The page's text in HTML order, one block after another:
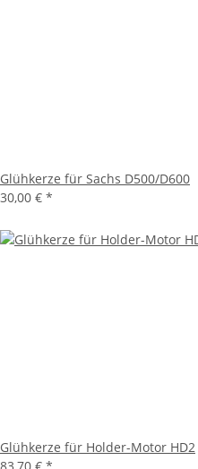
Glühkerze für Sachs D500/D600
30,00 € *
Glühkerze für Holder-Motor HD2